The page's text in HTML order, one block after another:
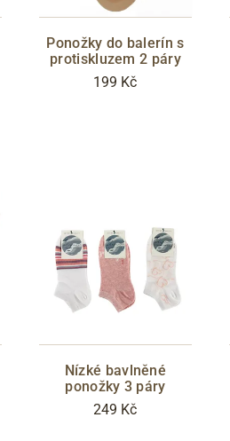
Ponožky do balerín s
protiskluzem 2 páry
199 Kč
Nízké bavlněné
ponožky 3 páry
249 Kč